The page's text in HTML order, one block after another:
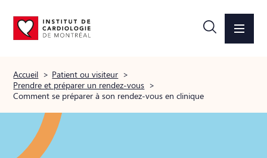
Accueil > Patient ou visiteur >
Prendre et préparer un rendez-vous >
Comment se préparer à son rendez-vous en clinique